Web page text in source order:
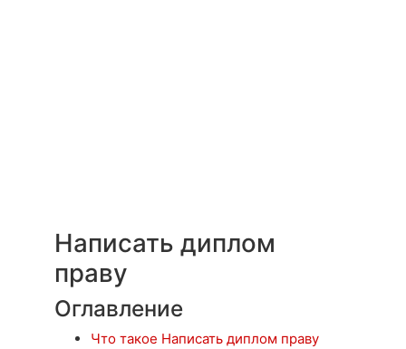
Написать диплом
праву
Оглавление
Что такое Написать диплом праву